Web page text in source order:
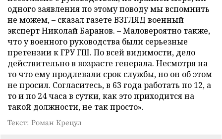
одного заявления по этому поводу мы вспомнить
не можем, – сказал газете ВЗГЛЯД военный
эксперт Николай Баранов. – Маловероятно также,
что у военного руководства были серьезные
претензии к ГРУ ГШ. По всей видимости, дело
действительно в возрасте генерала. Несмотря на
то что ему продлевали срок службы, но он об этом
не просил. Согласитесь, в 63 года работать по 12, а
то и по 24 часа в сутки, как это приходится на
такой должности, не так просто».
Текст: Роман Крецул